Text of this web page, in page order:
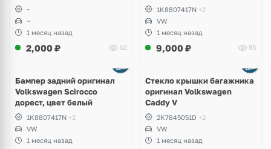
~
~
1 месяц назад
2,000 ₽ 62
1K8807417N +2
VW
1 месяц назад
9,000 ₽ 85
Бампер задний оригинал
Volkswagen Scirocco
дорест, цвет белый
1K8807417N +2
VW
1 месяц назад
Стекло крышки багажника
оригинал Volkswagen
Caddy V
2K7845051D +2
VW
1 месяц назад